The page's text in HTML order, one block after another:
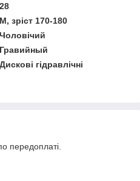
28
M, зріст 170-180
Чоловічий
Гравийный
Дискові гідравлічні
передоплаті.